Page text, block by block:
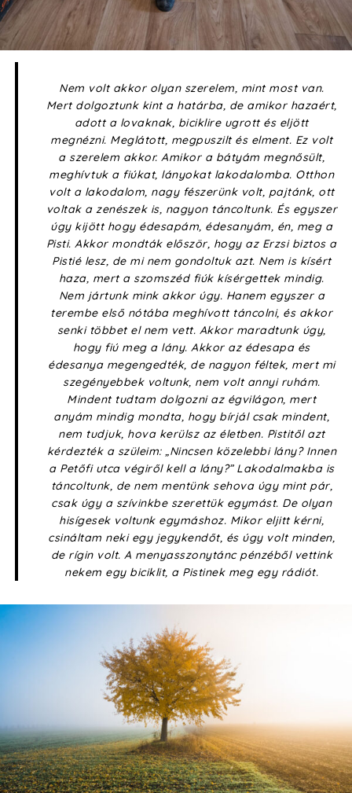
Nem volt akkor olyan szerelem, mint most van.
Mert dolgoztunk kint a határba, de amikor hazaért,
adott a lovaknak, biciklire ugrott és eljött
megnézni. Meglátott, megpuszilt és elment. Ez volt
a szerelem akkor. Amikor a bátyám megnősült,
meghívtuk a fiúkat, lányokat lakodalomba. Otthon
volt a lakodalom, nagy fészerünk volt, pajtánk, ott
voltak a zenészek is, nagyon táncoltunk. És egyszer
úgy kijött hogy édesapám, édesanyám, én, meg a
Pisti. Akkor mondták először, hogy az Erzsi biztos a
Pistié lesz, de mi nem gondoltuk azt. Nem is kísért
haza, mert a szomszéd fiúk kísérgettek mindig.
Nem jártunk mink akkor úgy. Hanem egyszer a
terembe első nótába meghívott táncolni, és akkor
senki többet el nem vett. Akkor maradtunk úgy,
hogy fiú meg a lány. Akkor az édesapa és
édesanya megengedték, de nagyon féltek, mert mi
szegényebbek voltunk, nem volt annyi ruhám.
Mindent tudtam dolgozni az égvilágon, mert
anyám mindig mondta, hogy bírjál csak mindent,
nem tudjuk, hova kerülsz az életben. Pistitől azt
kérdezték a szüleim: „Nincsen közelebbi lány? Innen
a Petőfi utca végiről kell a lány?” Lakodalmakba is
táncoltunk, de nem mentünk sehova úgy mint pár,
csak úgy a szívinkbe szerettük egymást. De olyan
hisígesek voltunk egymáshoz. Mikor eljitt kérni,
csináltam neki egy jegykendőt, és úgy volt minden,
de rígin volt. A menyasszonytánc pénzéből vettink
nekem egy biciklit, a Pistinek meg egy rádiót.